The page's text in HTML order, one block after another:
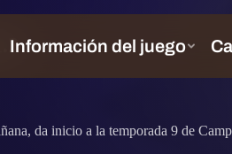
da inicio a la temporada 9 de